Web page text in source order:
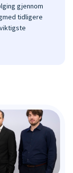
gjennom
tidligere